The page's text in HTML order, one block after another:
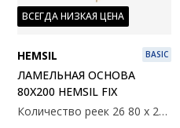
ВСЕГДА НИЗКАЯ ЦЕНА
HEMSIL BASIC
ЛАМЕЛЬНАЯ ОСНОВА
80X200 HEMSIL FIX
Количество реек 26 80 х 200 см